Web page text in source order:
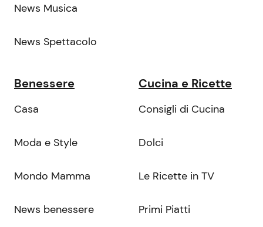
News Musica
News Spettacolo
Benessere
Casa
Moda e Style
Mondo Mamma
News benessere
Cucina e Ricette
Consigli di Cucina
Dolci
Le Ricette in TV
Primi Piatti